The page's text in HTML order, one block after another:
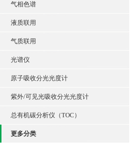
气相色谱
液质联用
气质联用
光谱仪
原子吸收分光光度计
紫外/可见光吸收分光光度计
总有机碳分析仪（TOC）
更多分类